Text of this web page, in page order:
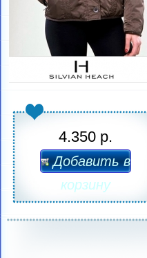
4.350 р.
Добавить в
корзину